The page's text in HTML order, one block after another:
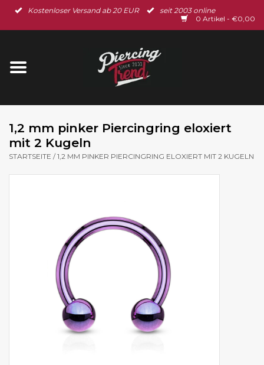
Kostenloser Versand ab 20 EUR
seit 2003 online
0 Artikel - €0,00
Startseite
Ohrschmuck
1,2 mm pinker Piercingring eloxiert
mit 2 Kugeln
STARTSEITE /1,2 MM PINKER PIERCINGRING ELOXIERT MIT 2 KUGELN